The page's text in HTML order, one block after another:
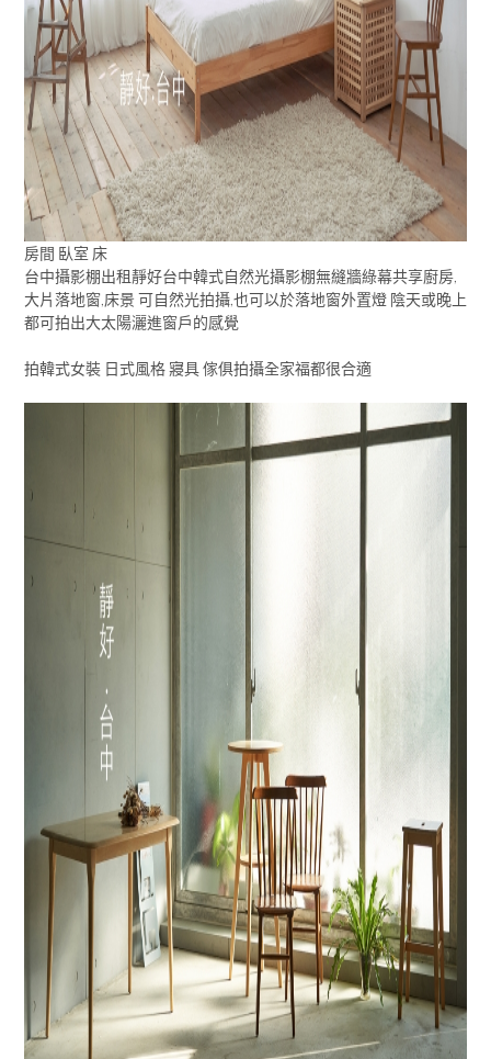
房間 臥室 床
台中攝影棚出租靜好台中韓式自然光攝影棚無縫牆綠幕共享廚房,
大片落地窗,床景 可自然光拍攝,也可以於落地窗外置燈 陰天或晚上
都可拍出大太陽灑進窗戶的感覺
拍韓式女裝 日式風格 寢具 傢俱拍攝全家福都很合適